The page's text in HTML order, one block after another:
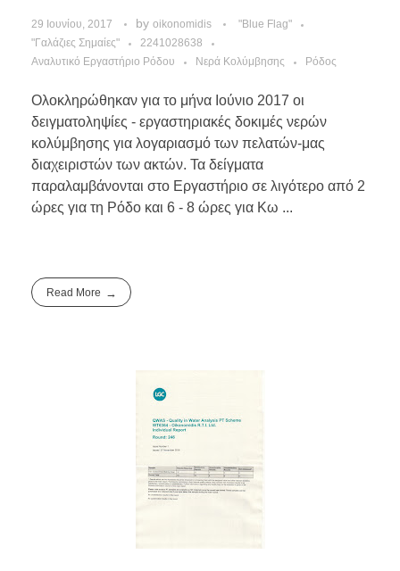
29 Ιουνίου, 2017 by oikonomidis
"Blue Flag"
"Γαλάζιες Σημαίες"
2241028638
Αναλυτικό Εργαστήριο Ρόδου
Νερά Κολύμβησης Ρόδος
Ολοκληρώθηκαν για το μήνα Ιούνιο 2017 οι
δειγματοληψίες - εργαστηριακές δοκιμές νερών
κολύμβησης για λογαριασμό των πελατών-μας
διαχειριστών των ακτών. Τα δείγματα
παραλαμβάνονται στο Εργαστήριο σε λιγότερο από 2
ώρες για τη Ρόδο και 6 - 8 ώρες για Κω ...
Read More